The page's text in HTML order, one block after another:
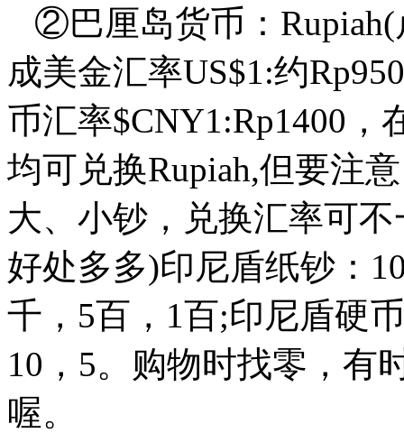
②巴厘岛货币：Rupiah(
成美金汇率US$1:约
币汇率$CNY1:Rp1400
均可兑换Rupiah,但要注
大、小钞，兑换汇率可
好处多多)印尼盾纸钞：
千，5百，1百;印尼盾硬
10，5。购物时找零，有
喔。